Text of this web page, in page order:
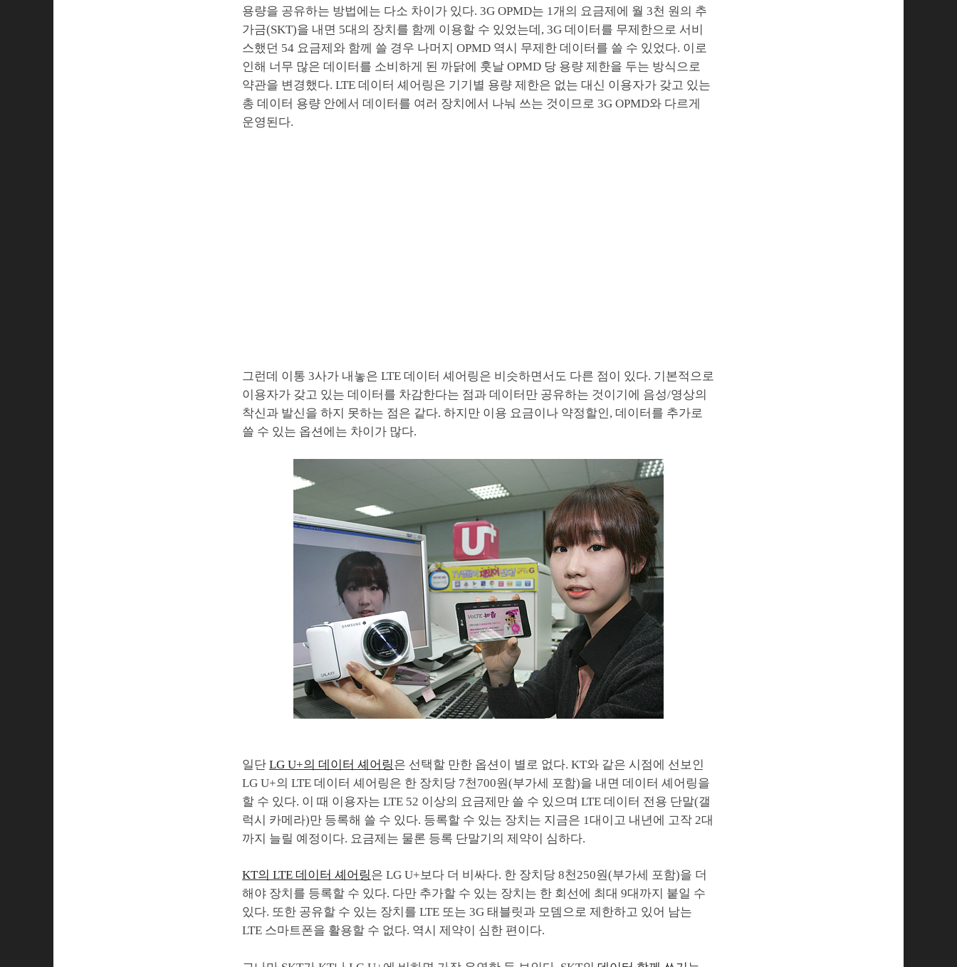
용량을 공유하는 방법에는 다소 차이가 있다. 3G OPMD는 1개의 요금제에 월 3천 원의 추
가금(SKT)을 내면 5대의 장치를 함께 이용할 수 있었는데, 3G 데이터를 무제한으로 서비
스했던 54 요금제와 함께 쓸 경우 나머지 OPMD 역시 무제한 데이터를 쓸 수 있었다. 이로
인해 너무 많은 데이터를 소비하게 된 까닭에 훗날 OPMD 당 용량 제한을 두는 방식으로
약관을 변경했다. LTE 데이터 셰어링은 기기별 용량 제한은 없는 대신 이용자가 갖고 있는
총 데이터 용량 안에서 데이터를 여러 장치에서 나눠 쓰는 것이므로 3G OPMD와 다르게
운영된다.
그런데 이통 3사가 내놓은 LTE 데이터 셰어링은 비슷하면서도 다른 점이 있다. 기본적으로
이용자가 갖고 있는 데이터를 차감한다는 점과 데이터만 공유하는 것이기에 음성/영상의
착신과 발신을 하지 못하는 점은 같다. 하지만 이용 요금이나 약정할인, 데이터를 추가로
쓸 수 있는 옵션에는 차이가 많다.
일단LG U+의 데이터 셰어링은 선택할 만한 옵션이 별로 없다. KT와 같은 시점에 선보인
LG U+의 LTE 데이터 셰어링은 한 장치당 7천700원(부가세 포함)을 내면 데이터 셰어링을
할 수 있다. 이 때 이용자는 LTE 52 이상의 요금제만 쓸 수 있으며 LTE 데이터 전용 단말(갤
럭시 카메라)만 등록해 쓸 수 있다. 등록할 수 있는 장치는 지금은 1대이고 내년에 고작 2대
까지 늘릴 예정이다. 요금제는 물론 등록 단말기의 제약이 심하다.
KT의 LTE 데이터 셰어링은 LG U+보다 더 비싸다. 한 장치당 8천250원(부가세 포함)을 더
해야 장치를 등록할 수 있다. 다만 추가할 수 있는 장치는 한 회선에 최대 9대까지 붙일 수
있다. 또한 공유할 수 있는 장치를 LTE 또는 3G 태블릿과 모뎀으로 제한하고 있어 남는
LTE 스마트폰을 활용할 수 없다. 역시 제약이 심한 편이다.